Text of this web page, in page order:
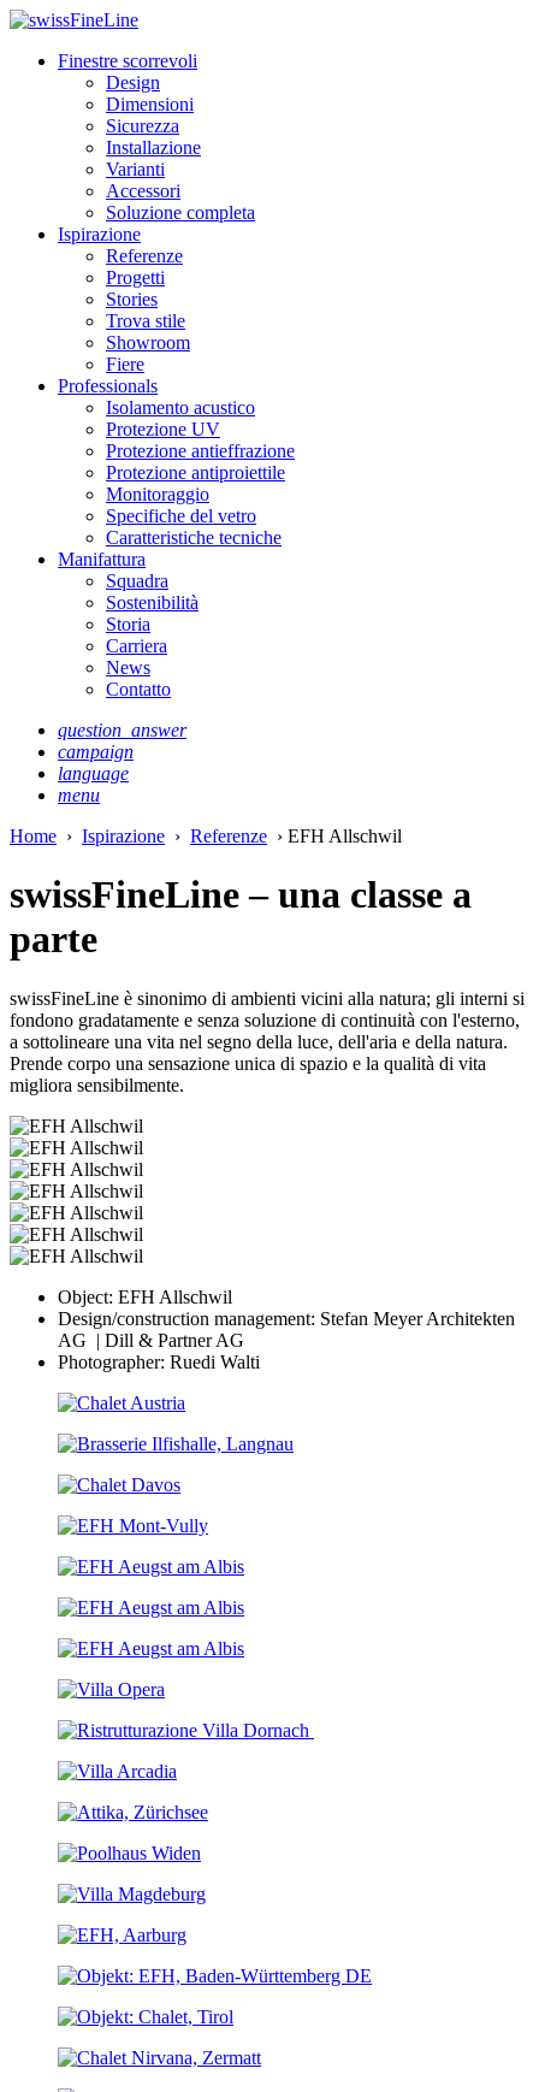
Finestre scorrevoli
Design
Dimensioni
Sicurezza
Installazione
Varianti
Accessori
Soluzione completa
Ispirazione
Referenze
Progetti
Stories
Trova stile
Showroom
Fiere
Professionals
Isolamento acustico
Protezione UV
Protezione antieffrazione
Protezione antiproiettile
Monitoraggio
Specifiche del vetro
Caratteristiche tecniche
Manifattura
Squadra
Sostenibilità
Storia
Carriera
News
Contatto
question_answer
campaign
language
menu
Home › Ispirazione › Referenze › EFH Allschwil
swissFineLine – una classe a
parte
swissFineLine è sinonimo di ambienti vicini alla natura; gli interni si
fondono gradatamente e senza soluzione di continuità con l'esterno,
a sottolineare una vita nel segno della luce, dell'aria e della natura.
Prende corpo una sensazione unica di spazio e la qualità di vita
migliora sensibilmente.
Object: EFH Allschwil
Design/construction management: Stefan Meyer Architekten
AG | Dill & Partner AG
Photographer: Ruedi Walti